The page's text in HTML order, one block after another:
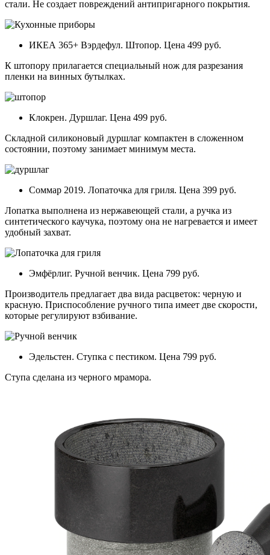
стали. Не создает повреждений антипригарного покрытия.
ИКЕА 365+ Вэрдефул. Штопор. Цена 499 руб.
К штопору прилагается специальный нож для разрезания
пленки на винных бутылках.
Клокрен. Дуршлаг. Цена 499 руб.
Складной силиконовый дуршлаг компактен в сложенном
состоянии, поэтому занимает минимум места.
Соммар 2019. Лопаточка для гриля. Цена 399 руб.
Лопатка выполнена из нержавеющей стали, а ручка из
синтетического каучука, поэтому она не нагревается и имеет
удобный захват.
Эмфёрлиг. Ручной венчик. Цена 799 руб.
Производитель предлагает два вида расцветок: черную и
красную. Приспособление ручного типа имеет две скорости,
которые регулируют взбивание.
Эдельстен. Ступка с пестиком. Цена 799 руб.
Ступа сделана из черного мрамора.